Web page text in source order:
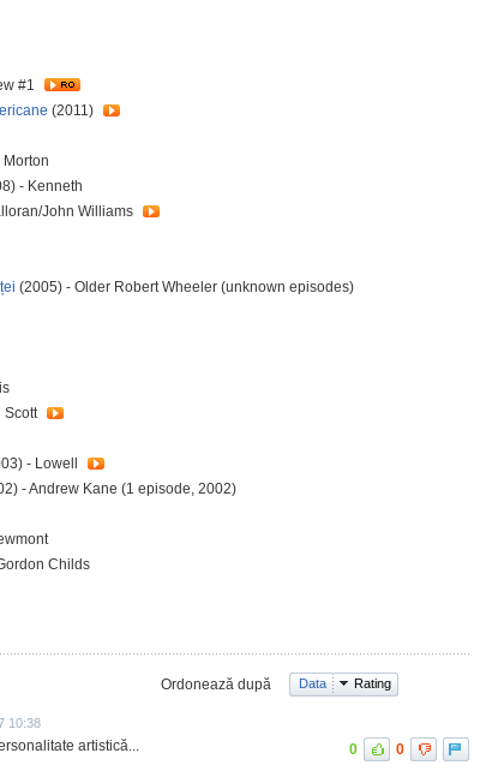
#1
(2011)
- Kenneth
John Williams
(2005) - Older Robert Wheeler (unknown episodes)
Scott
- Lowell
- Andrew Kane (1 episode, 2002)
Childs
Ordonează după Data Rating
10:38
artistică... 0 0